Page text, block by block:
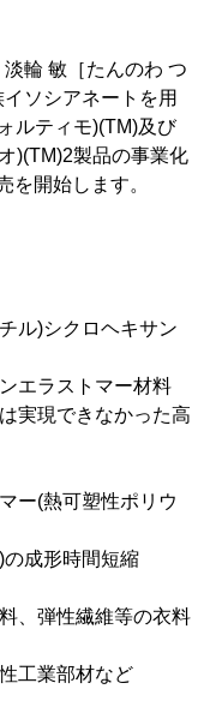
輪 敏［たんのわ つ
ソシアネートを用
ルティモ)(TM)及び
)(TM)2製品の事業化
を開始します。
ル)シクロヘキサン
ラストマー材料
現できなかった高
熱可塑性ポリウ
形時間短縮
、弾性繊維等の衣料
業部材など